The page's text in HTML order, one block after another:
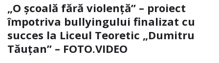
„O școală fără violență” – proiect
împotriva bullyingului finalizat cu
succes la Liceul Teoretic „Dumitru
Tăuțan” – FOTO.VIDEO